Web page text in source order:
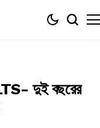
দুই বছরের